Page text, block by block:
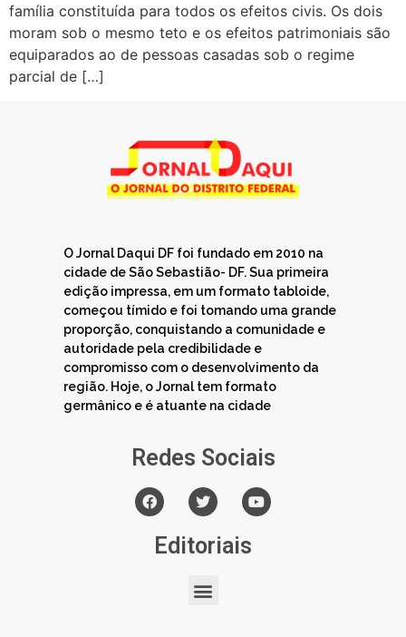
família constituída para todos os efeitos civis. Os dois
moram sob o mesmo teto e os efeitos patrimoniais são
equiparados ao de pessoas casadas sob o regime
parcial de […]
O Jornal Daqui DF foi fundado em 2010 na
cidade de São Sebastião- DF. Sua primeira
edição impressa, em um formato tabloide,
começou tímido e foi tomando uma grande
proporção, conquistando a comunidade e
autoridade pela credibilidade e
compromisso com o desenvolvimento da
região. Hoje, o Jornal tem formato
germânico e é atuante na cidade
Redes Sociais
Editoriais